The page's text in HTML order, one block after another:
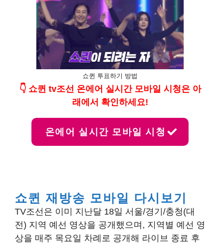
쇼퀸 투표하기 방법
👇 쇼퀸 tv조선 온에어 실시간 모바일 시청은 아
래에서 확인하세요!
온에어 실시간 모바일 시청
쇼퀸 재방송 모바일 다시보기
TV조선은 이미 지난달 18일 서울/경기/충청(대
전) 지역 예선 영상을 공개했으며, 지역별 예선 영
상을 매주 목요일 차례로 공개해 라이브 종료 후